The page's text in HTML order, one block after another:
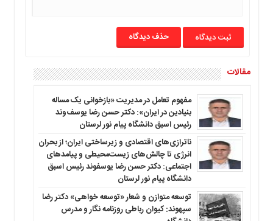
حذف دیدگاه
مقالات
مفهوم تعامل در مدیریت «بازخوانی یک مساله
بنیادین در ایران»: دکتر حسن رضا یوسف‌وند
رئیس اسبق دانشگاه پیام نور لرستان
ناترازی‌های اقتصادی و زیرساختی ایران؛ از بحران
انرژی تا چالش‌های زیست‌محیطی و پیامدهای
اجتماعی: دکتر حسن رضا یوسفوند رئیس اسبق
دانشگاه پیام نور لرستان
توسعه متوازن و شعار «توسعه خواهی» دکتر رضا
سپهوند: کیوان رباطی روزنامه نگار و مدرس